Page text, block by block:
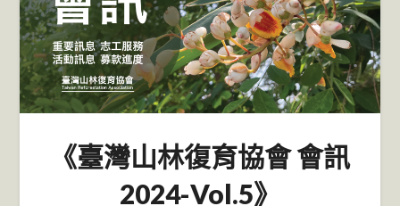
《臺灣山林復育協會 會訊
2024-Vol.5》